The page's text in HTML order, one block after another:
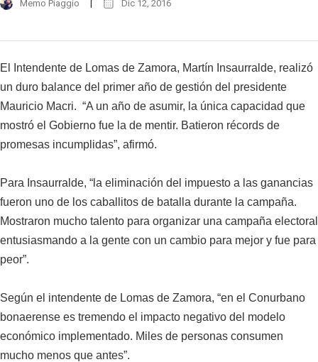
Memo Piaggio Dic 12, 2016
El Intendente de Lomas de Zamora, Martín Insaurralde, realizó
un duro balance del primer año de gestión del presidente
Mauricio Macri. “A un año de asumir, la única capacidad que
mostró el Gobierno fue la de mentir. Batieron récords de
promesas incumplidas”, afirmó.
Para Insaurralde, “la eliminación del impuesto a las ganancias
fueron uno de los caballitos de batalla durante la campaña.
Mostraron mucho talento para organizar una campaña electoral
entusiasmando a la gente con un cambio para mejor y fue para
peor”.
Según el intendente de Lomas de Zamora, “en el Conurbano
bonaerense es tremendo el impacto negativo del modelo
económico implementado. Miles de personas consumen
mucho menos que antes”.